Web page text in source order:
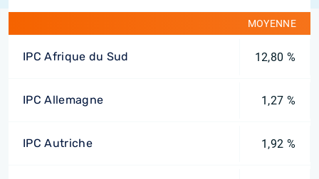
MOYENNE
IPC Afrique du Sud 12,80 %
IPC Allemagne 1,27 %
IPC Autriche 1,92 %